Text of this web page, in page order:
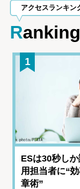
アクセスランキン
Ranking
1
ESは30秒し
用担当者に“
章術”